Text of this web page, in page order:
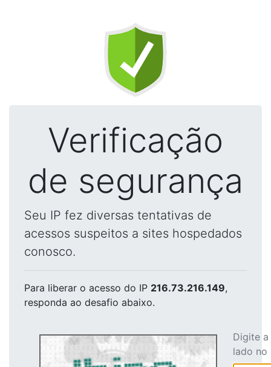
Verificação
de segurança
Seu IP fez diversas tentativas de
acessos suspeitos a sites hospedados
conosco.
Para liberar o acesso do IP 216.73.216.149,
responda ao desafio abaixo.
Digite
lado no